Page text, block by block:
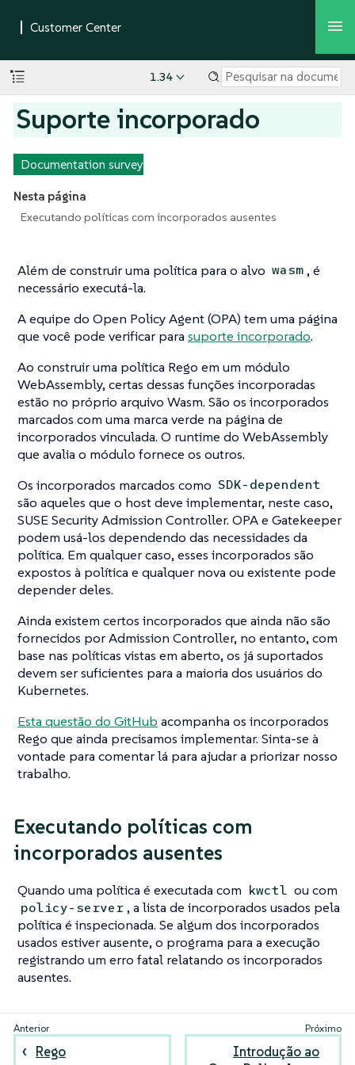
1.34
Suporte incorporado
Documentation survey
Nesta página
Executando políticas com incorporados ausentes
Além de construir uma política para o alvo wasm, é
necessário executá-la.
A equipe do Open Policy Agent (OPA) tem uma página
que você pode verificar para suporte incorporado.
Ao construir uma política Rego em um módulo
WebAssembly, certas dessas funções incorporadas
estão no próprio arquivo Wasm. São os incorporados
marcados com uma marca verde na página de
incorporados vinculada. O runtime do WebAssembly
que avalia o módulo fornece os outros.
Os incorporados marcados como SDK-dependent
são aqueles que o host deve implementar, neste caso,
SUSE Security Admission Controller. OPA e Gatekeeper
podem usá-los dependendo das necessidades da
política. Em qualquer caso, esses incorporados são
expostos à política e qualquer nova ou existente pode
depender deles.
Ainda existem certos incorporados que ainda não são
fornecidos por Admission Controller, no entanto, com
base nas políticas vistas em aberto, os já suportados
devem ser suficientes para a maioria dos usuários do
Kubernetes.
Esta questão do GitHub acompanha os incorporados
Rego que ainda precisamos implementar. Sinta-se à
vontade para comentar lá para ajudar a priorizar nosso
trabalho.
Executando políticas com
incorporados ausentes
Quando uma política é executada com kwctl ou com
policy-server, a lista de incorporados usados pela
política é inspecionada. Se algum dos incorporados
usados estiver ausente, o programa para a execução
registrando um erro fatal relatando os incorporados
ausentes.
Rego
Introdução ao